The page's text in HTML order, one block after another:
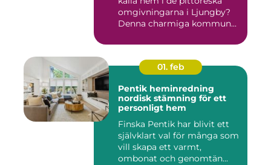
omgivningarna i Ljungby?
Denna charmiga kommun...
01. feb
Pentik heminredning
nordisk stämning för ett
personligt hem
Finska Pentik har blivit ett
självklart val för många som
vill skapa ett varmt,
ombonat och genomtän...